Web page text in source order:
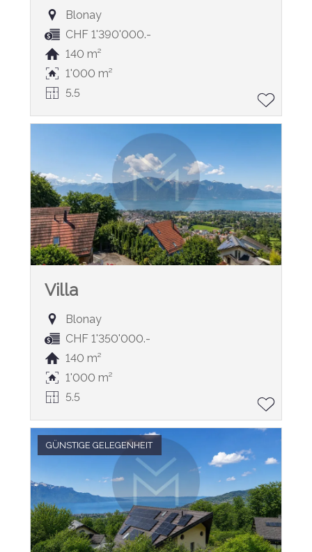
Blonay
CHF 1'390'000.-
140 m²
1'000 m²
5.5
Villa
Blonay
CHF 1'350'000.-
140 m²
1'000 m²
5.5
GÜNSTIGE GELEGENHEIT